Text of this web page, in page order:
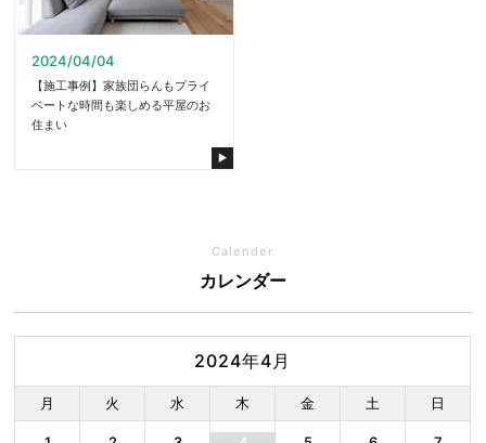
2024/04/04
【施工事例】家族団らんもプライ
ベートな時間も楽しめる平屋のお
住まい
Calender
カレンダー
2024年4月
月 火 水 木 金 土 日